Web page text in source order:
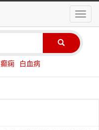
导
航
癫痫 白血病